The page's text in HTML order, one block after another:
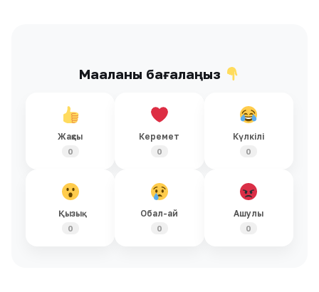
Мақаланы бағалаңыз
Жақсы
0
Керемет
0
Күлкілі
0
Қызық
0
Обал-ай
0
Ашулы
0